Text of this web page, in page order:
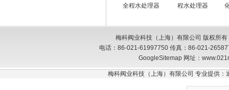
全程水处理器
程水处理器
梅科阀业科技（上海）有限公司 版权所
电话：86-021-61997750 传真：86-021-
GoogleSitemap网址：
梅科阀业科技（上海）有限公司 专业提供